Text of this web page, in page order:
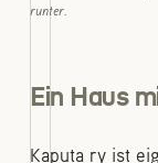
runter.
Ein Haus
Kaputa ry ist